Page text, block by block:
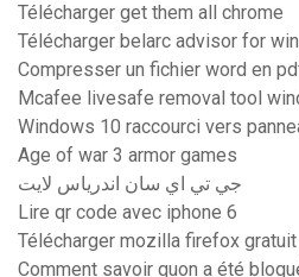
Télécharger get them all chrome
Télécharger belarc advisor for
Compresser un fichier word en
Mcafee livesafe removal tool
Windows 10 raccourci vers
Age of war 3 armor games
جي تي اي سان اندرياس لايت
Lire qr code avec iphone 6
Télécharger mozilla firefox
Comment savoir quon a été